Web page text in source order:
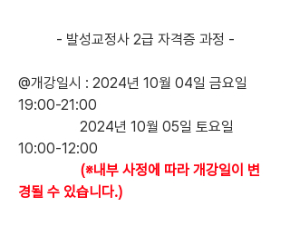
- 발성교정사 2급 자격증 과정 -
@개강일시 : 2024년 10월 04일 금요일
19:00-21:00
10:00-12:00
(※내부 사정에 따라 개강일이 변
경될 수 있습니다.)